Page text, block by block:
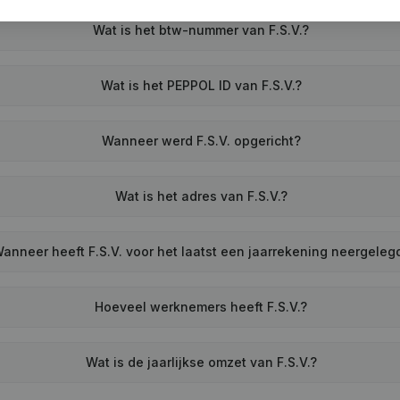
Wat is het btw-nummer van F.S.V.?
Wat is het PEPPOL ID van F.S.V.?
Wanneer werd F.S.V. opgericht?
Wat is het adres van F.S.V.?
heeft F.S.V. voor het laatst een jaarrekening
Hoeveel werknemers heeft F.S.V.?
Wat is de jaarlijkse omzet van F.S.V.?